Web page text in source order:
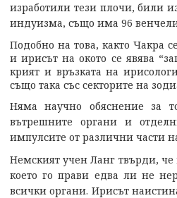
изработили тези плочи, били
индуизма, също има 96
Подобно на това, както Чакра
и ирисът на окото се явява
крият и връзката на
също така със секторите на
Няма научно обяснение за
вътрешните органи и
импулсите от различни части
Немският учен Ланг твърди, че
което го прави едва ли не
всички органи. Ирисът